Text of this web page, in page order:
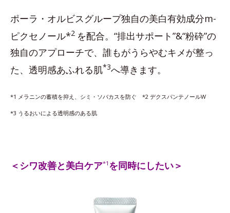
ポーラ・オルビスグループ独自の美白有効成分m-
ピクセノール*2 を配合。“排出サポート”&“粉砕”の
独自のアプローチで、誰もがうらやむキメが整っ
た、透明感あふれる肌*3へ導きます。
*1 メラニンの蓄積を抑え、シミ・ソバカスを防ぐ *2 デクスパンテノールW
*3 うるおいによる透明感のある肌
＜シワ改善と美白ケア*1 を同時にしたい＞